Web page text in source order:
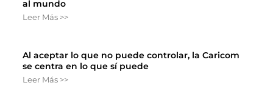
al mundo
Leer Más >>
Al aceptar lo que no puede controlar, la Caricom
se centra en lo que sí puede
Leer Más >>